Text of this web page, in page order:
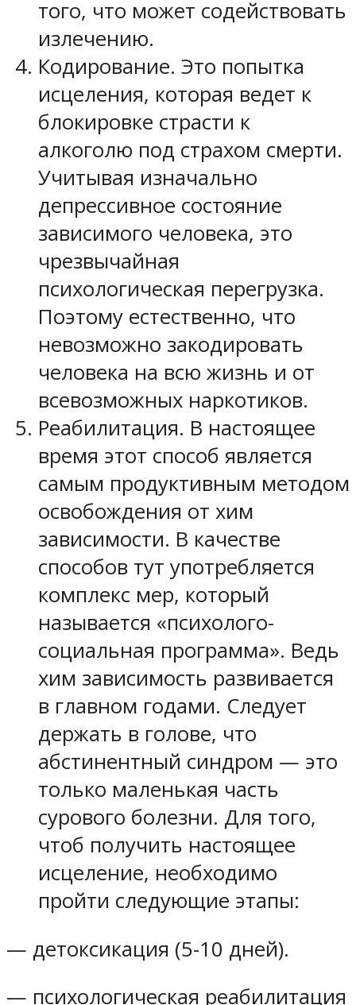
того, что может содействовать
излечению.
Кодирование. Это попытка
исцеления, которая ведет к
блокировке страсти к
алкоголю под страхом смерти.
Учитывая изначально
депрессивное состояние
зависимого человека, это
чрезвычайная
психологическая перегрузка.
Поэтому естественно, что
невозможно закодировать
человека на всю жизнь и от
всевозможных наркотиков.
Реабилитация. В настоящее
время этот способ является
самым продуктивным методом
освобождения от хим
зависимости. В качестве
способов тут употребляется
комплекс мер, который
называется «психолого-
социальная программа». Ведь
хим зависимость развивается
в главном годами. Следует
держать в голове, что
абстинентный синдром — это
только маленькая часть
сурового болезни. Для того,
чтоб получить настоящее
исцеление, необходимо
пройти следующие этапы:
— детоксикация (5-10 дней).
— психологическая реабилитация